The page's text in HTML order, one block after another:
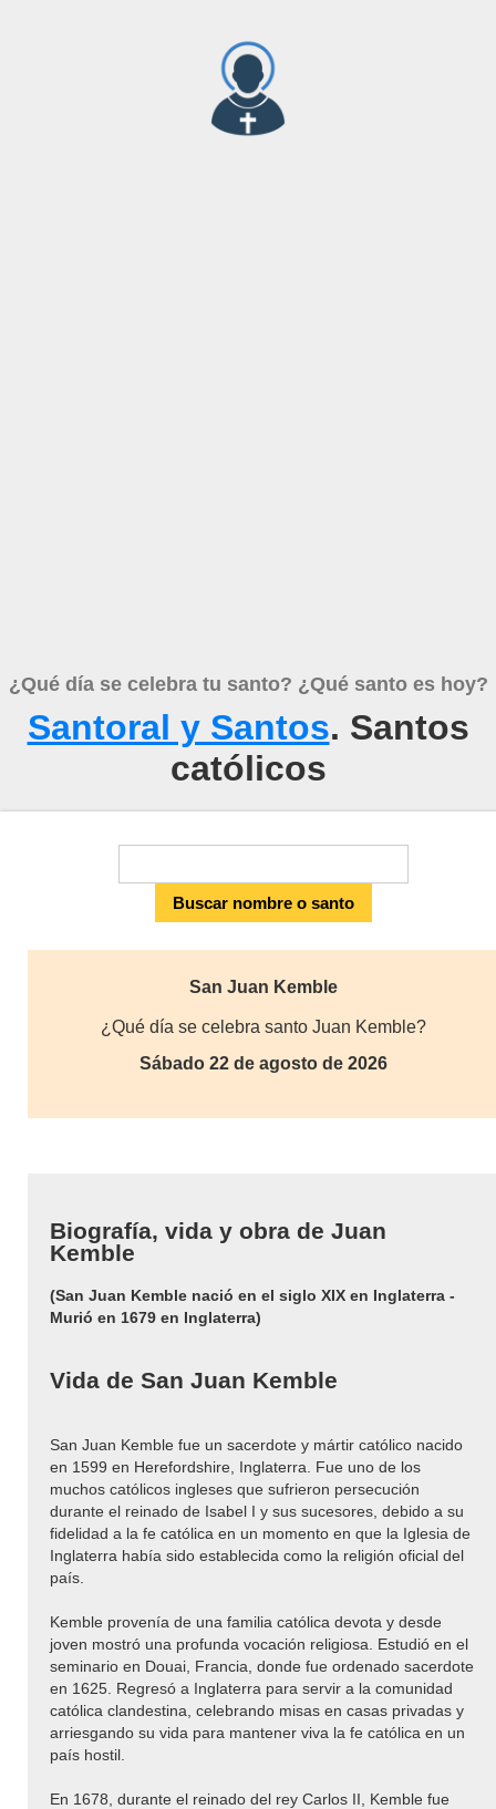
¿Qué día se celebra tu santo? ¿Qué santo es hoy?
Santoral y Santos. Santos
católicos
San Juan Kemble
¿Qué día se celebra santo Juan Kemble?
Sábado 22 de agosto de 2026
Biografía, vida y obra de Juan
Kemble
(San Juan Kemble nació en el siglo XIX en Inglaterra -
Murió en 1679 en Inglaterra)
Vida de San Juan Kemble
San Juan Kemble fue un sacerdote y mártir católico nacido
en 1599 en Herefordshire, Inglaterra. Fue uno de los
muchos católicos ingleses que sufrieron persecución
durante el reinado de Isabel I y sus sucesores, debido a su
fidelidad a la fe católica en un momento en que la Iglesia de
Inglaterra había sido establecida como la religión oficial del
país.
Kemble provenía de una familia católica devota y desde
joven mostró una profunda vocación religiosa. Estudió en el
seminario en Douai, Francia, donde fue ordenado sacerdote
en 1625. Regresó a Inglaterra para servir a la comunidad
católica clandestina, celebrando misas en casas privadas y
arriesgando su vida para mantener viva la fe católica en un
país hostil.
En 1678, durante el reinado del rey Carlos II, Kemble fue